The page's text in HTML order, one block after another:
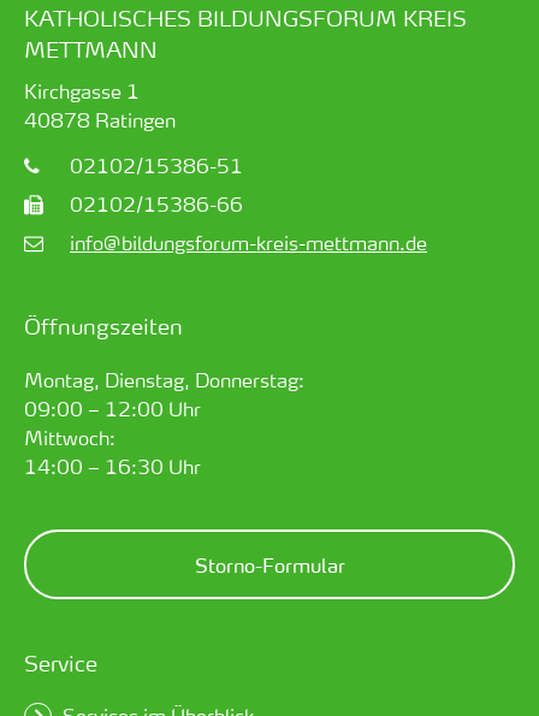
KATHOLISCHES BILDUNGSFORUM KREIS
METTMANN
Kirchgasse 1
40878 Ratingen
02102/15386-51
02102/15386-66
info@bildungsforum-kreis-mettmann.de
Öffnungszeiten
Montag, Dienstag, Donnerstag:
09:00 – 12:00 Uhr
Mittwoch:
14:00 – 16:30 Uhr
Storno-Formular
Service